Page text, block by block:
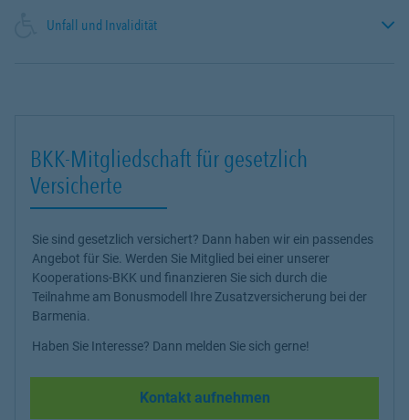
Unfall und Invalidität
BKK-Mitgliedschaft für gesetzlich
Versicherte
Sie sind gesetzlich versichert? Dann haben wir ein passendes
Angebot für Sie. Werden Sie Mitglied bei einer unserer
Kooperations-BKK und finanzieren Sie sich durch die
Teilnahme am Bonusmodell Ihre Zusatzversicherung bei der
Barmenia.
Haben Sie Interesse? Dann melden Sie sich gerne!
Kontakt aufnehmen